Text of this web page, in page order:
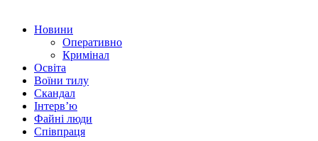
Новини
Оперативно
Кримінал
Освіта
Воїни тилу
Скандал
Інтерв’ю
Файні люди
Співпраця